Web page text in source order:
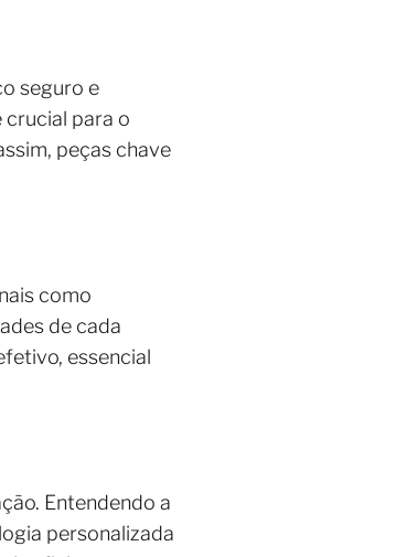
seguro e
para o
peças chave
como
de cada
essencial
Entendendo a
personalizada